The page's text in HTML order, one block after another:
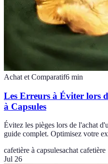
Achat et Comparatif6 min
Les Erreurs à Éviter lors
à Capsules
Évitez les pièges lors de l'achat
guide complet. Optimisez votre
cafetière à capsulesachat cafetière
Jul 26